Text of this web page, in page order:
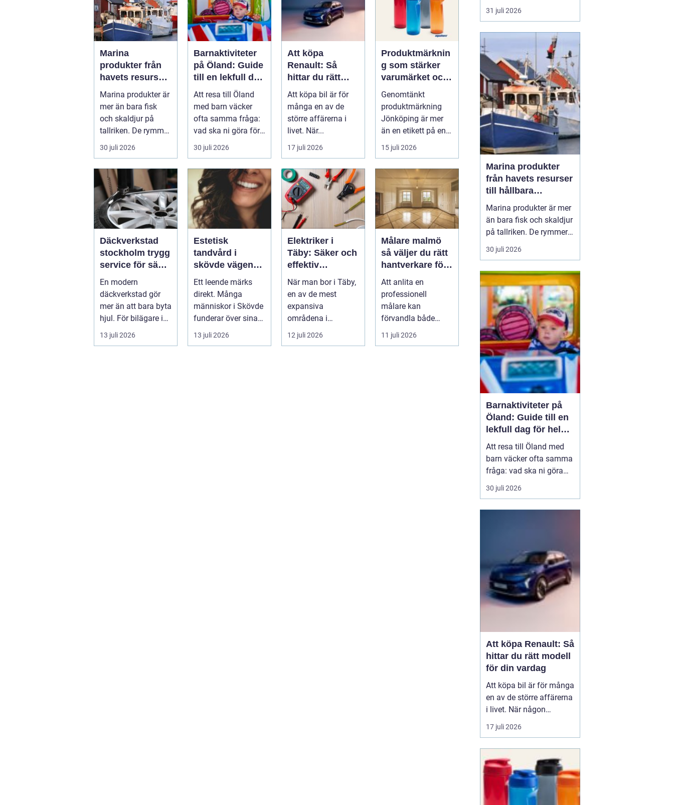
Marina
produkter från
havets resurser
till hållbara
upplevelser
Marina produkter är
mer än bara fisk
och skaldjur på
tallriken. De rymmer
allt från mat och
hälsa ti...
30 juli 2026
Barnaktiviteter
på Öland: Guide
till en lekfull dag
för hela familjen
Att resa till Öland
med barn väcker
ofta samma fråga:
vad ska ni göra för
30 juli 2026
Att köpa
Renault: Så
hittar du rätt
modell för din
vardag
Att köpa bil är för
många en av de
större affärerna i
livet. När...
17 juli 2026
Produktmärknin
g som stärker
varumärket och
förenklar
vardagen
Genomtänkt
produktmärkning
Jönköping är mer
än en etikett på en
15 juli 2026
Däckverkstad
stockholm trygg
service för säkra
mil året runt
En modern
däckverkstad gör
mer än att bara byta
hjul. För bilägare i
Stockholm handlar
valet av däck...
13 juli 2026
Estetisk
tandvård i
skövde vägen
till ett leende du
trivs med
Ett leende märks
direkt. Många
människor i Skövde
funderar över sina
tänder, men skjuter
upp att gör...
13 juli 2026
Elektriker i
Täby: Säker och
effektiv
elinstallation i
norrort
När man bor i Täby,
en av de mest
expansiva
områdena i
Stockholms norrort,
är b...
12 juli 2026
Målare malmö
så väljer du rätt
hantverkare för
hem och företag
Att anlita en
professionell
målare kan
förvandla både
bostad och
arbetsplats på kort
11 juli 2026
frisörbesöket en paus i
vardagen, en chans att
känna sig mer som sig
själv. I Älvsjö fi...
31 juli 2026
Marina produkter
från havets resurser
till hållbara
upplevelser
Marina produkter är mer
än bara fisk och skaldjur
på tallriken. De rymmer
allt från mat och hälsa
till friluftsliv, kultur och
områden spelar havet en
central roll för både
ekonomi och livskvalitet.
När fler söker sig mot
nat...
30 juli 2026
Barnaktiviteter på
Öland: Guide till en
lekfull dag för hela
familjen
Att resa till Öland med
barn väcker ofta samma
fråga: vad ska ni göra
för att alla ska trivas,
oavsett ålder och
30 juli 2026
Att köpa Renault: Så
hittar du rätt modell
för din vardag
Att köpa bil är för många
en av de större affärerna
i livet. När någon
funderar på att köpa
Renault Skåne
17 juli 2026